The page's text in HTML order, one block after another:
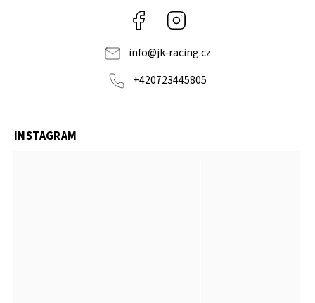
Facebook
info@jk-racing.cz
+420723445805
INSTAGRAM